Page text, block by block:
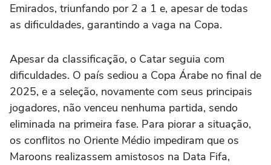
Emirados, triunfando por 2 a 1 e, apesar de todas
as dificuldades, garantindo a vaga na Copa.
Apesar da classificação, o Catar seguia com
dificuldades. O país sediou a Copa Árabe no final de
2025, e a seleção, novamente com seus principais
jogadores, não venceu nenhuma partida, sendo
eliminada na primeira fase. Para piorar a situação,
os conflitos no Oriente Médio impediram que os
Maroons realizassem amistosos na Data Fifa,